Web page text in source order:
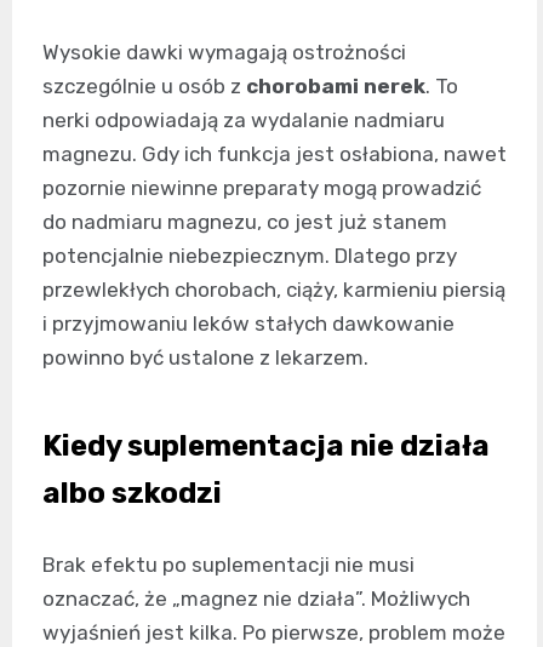
Wysokie dawki wymagają ostrożności
szczególnie u osób z chorobami nerek. To
nerki odpowiadają za wydalanie nadmiaru
magnezu. Gdy ich funkcja jest osłabiona, nawet
pozornie niewinne preparaty mogą prowadzić
do nadmiaru magnezu, co jest już stanem
potencjalnie niebezpiecznym. Dlatego przy
przewlekłych chorobach, ciąży, karmieniu piersią
i przyjmowaniu leków stałych dawkowanie
powinno być ustalone z lekarzem.
Kiedy suplementacja nie działa
albo szkodzi
Brak efektu po suplementacji nie musi
oznaczać, że „magnez nie działa”. Możliwych
wyjaśnień jest kilka. Po pierwsze, problem może